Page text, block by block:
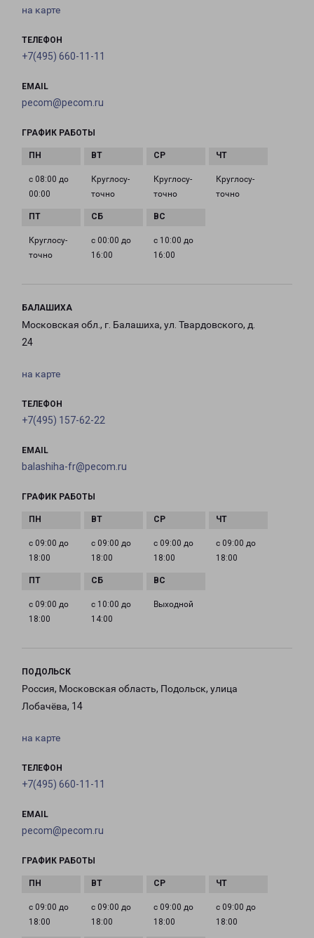
на карте
ТЕЛЕФОН
+7(495) 660-11-11
EMAIL
pecom@pecom.ru
ГРАФИК РАБОТЫ
с 08:00 до
00:00
Круглосу­
точно
Круглосу­
точно
Круглосу­
точно
Круглосу­
точно
с 00:00 до
16:00
с 10:00 до
16:00
БАЛАШИХА
Московская обл., г. Балашиха, ул. Твардовского, д.
24
на карте
ТЕЛЕФОН
+7(495) 157-62-22
EMAIL
balashiha-fr@pecom.ru
ГРАФИК РАБОТЫ
с 09:00 до
18:00
с 09:00 до
18:00
с 09:00 до
18:00
с 09:00 до
18:00
с 09:00 до
18:00
с 10:00 до
14:00
Выходной
ПОДОЛЬСК
Россия, Московская область, Подольск, улица
Лобачёва, 14
на карте
ТЕЛЕФОН
+7(495) 660-11-11
EMAIL
pecom@pecom.ru
ГРАФИК РАБОТЫ
с 09:00 до
18:00
с 09:00 до
18:00
с 09:00 до
18:00
с 09:00 до
18:00